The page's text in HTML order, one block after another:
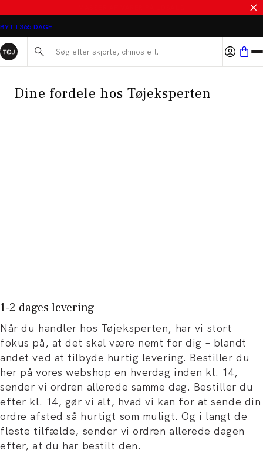
BYT I 365 DAGE
Søg her...
Dine fordele hos Tøjeksperten
1-2 dages levering
Når du handler hos Tøjeksperten, har vi stort
fokus på, at det skal være nemt for dig – blandt
andet ved at tilbyde hurtig levering. Bestiller du
her på vores webshop en hverdag inden kl. 14,
sender vi ordren allerede samme dag. Bestiller du
efter kl. 14, gør vi alt, hvad vi kan for at sende din
ordre afsted så hurtigt som muligt. Og i langt de
fleste tilfælde, sender vi ordren allerede dagen
efter, at du har bestilt den.